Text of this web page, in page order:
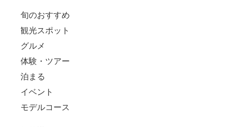
旬のおすすめ
観光スポット
グルメ
体験・ツアー
泊まる
イベント
モデルコース